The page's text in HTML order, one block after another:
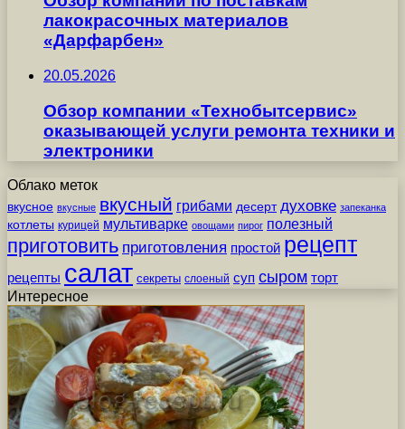
лакокрасочных материалов
«Дарфарбен»
20.05.2026
Обзор компании «Технобытсервис»
оказывающей услуги ремонта техники и
электроники
Облако меток
вкусное вкусные вкусный грибами десерт духовке запеканка
котлеты курицей мультиварке овощами пирог полезный
приготовить приготовления простой рецепт
рецепты салат секреты слоеный суп сыром торт
Интересное